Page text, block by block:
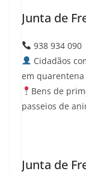
Junta de
938 934 090
Cidadãos
em quarentena
Bens de
passeios de
Junta de